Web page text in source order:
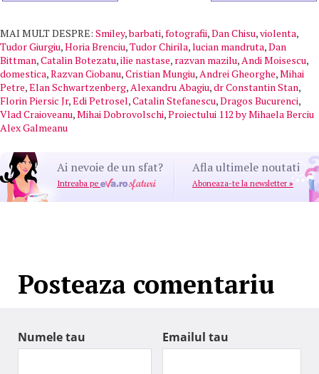
MAI MULT DESPRE: Smiley,barbati,fotografii,Dan Chisu,violenta,
Tudor Giurgiu,Horia Brenciu,Tudor Chirila,lucian mandruta,Dan
Bittman,Catalin Botezatu,ilie nastase, razvan mazilu,Andi Moisescu,
domestica,Razvan Ciobanu,Cristian Mungiu,Andrei Gheorghe,Mihai
Petre,Elan Schwartzenberg,Alexandru Abagiu,dr Constantin Stan,
Florin Piersic Jr,Edi Petrosel,Catalin Stefanescu,Dragos Bucurenci,
Vlad Craioveanu,Mihai Dobrovolschi,Proiectului 112 by Mihaela Berciu
Alex Galmeanu
Ai nevoie de un sfat?
Intreaba pe
Afla ultimele noutati
Aboneaza-te la newsletter »
Posteaza comentariu
Numele tau Emailul tau